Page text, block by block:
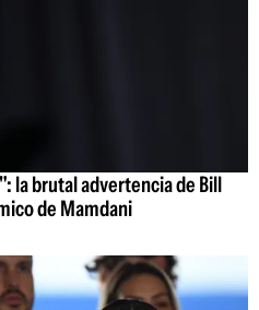
la brutal advertencia de Bill
de Mamdani